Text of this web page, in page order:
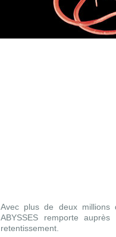
Avec plus de deux millions
ABYSSES remporte
retentissement.